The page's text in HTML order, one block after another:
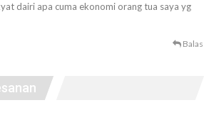
dairi apa cuma ekonomi orang tua saya yg
Balas